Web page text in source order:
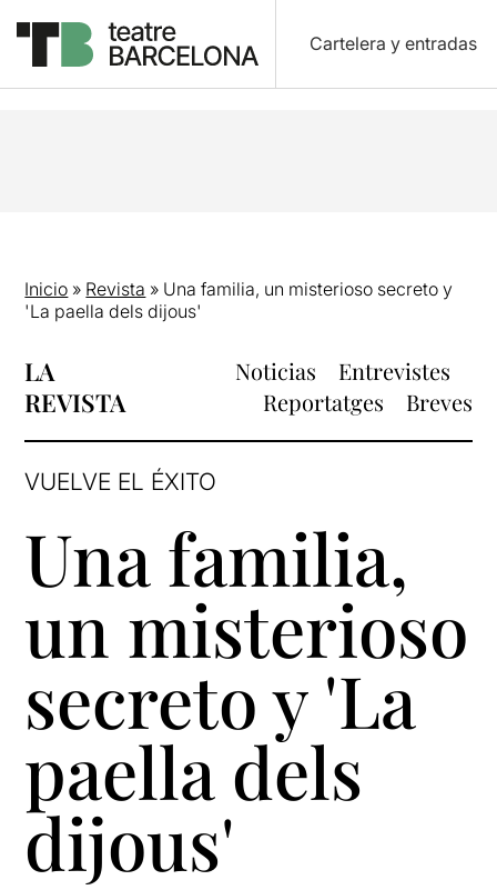
Cartelera y entradas
Inicio » Revista » Una familia, un misterioso secreto y
'La paella dels dijous'
LA
REVISTA
Noticias
Entrevistes
Reportatges
Breves
VUELVE EL ÉXITO
Una familia,
un misterioso
secreto y 'La
paella dels
dijous'